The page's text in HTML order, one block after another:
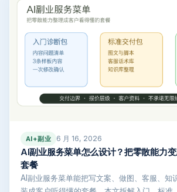
AI+副业 6 月 16, 2026
AI副业服务菜单怎么设计？把零散能力
套餐
AI副业服务菜单能把写文案、做图、客服、知